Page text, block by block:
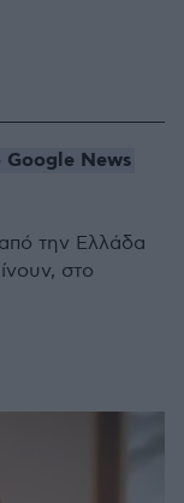
News
από την Ελλάδα
στο